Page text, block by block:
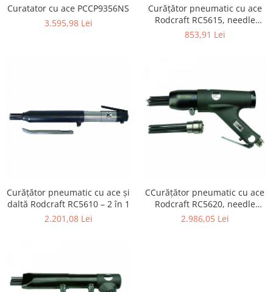
Curatator cu ace PCCP9356NS
3.595,98 Lei
Curățător pneumatic cu ace
Rodcraft RC5615, needle
scaler profesional, 12 ace × 3
853,91 Lei
Curățător pneumatic cu ace și
daltă Rodcraft RC5610 – 2 în 1
2.201,08 Lei
CCurățător pneumatic cu ace
Rodcraft RC5620, needle
scaler profesional, 2 seturi de
2.986,05 Lei